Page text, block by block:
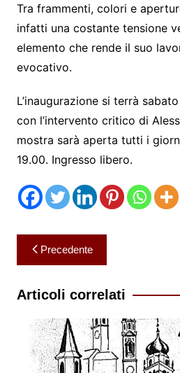
Tra frammenti, colori e
infatti una costante tensione
elemento che rende il suo
evocativo.
L’inaugurazione si terrà
con l’intervento critico di
mostra sarà aperta tutti i
19.00. Ingresso libero.
Navigazione
articoli
Precedente
Articoli correlati